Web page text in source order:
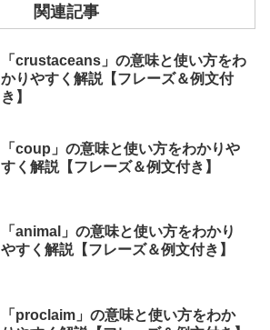
関連記事
「crustaceans」の意味と使い方をわ
かりやすく解説【フレーズ＆例文付
き】
「coup」の意味と使い方をわかりや
すく解説【フレーズ＆例文付き】
「animal」の意味と使い方をわかり
やすく解説【フレーズ＆例文付き】
「proclaim」の意味と使い方をわか